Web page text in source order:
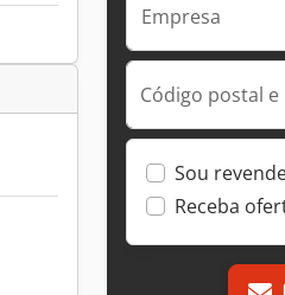
Empresa
Código postal
Sou
Receba